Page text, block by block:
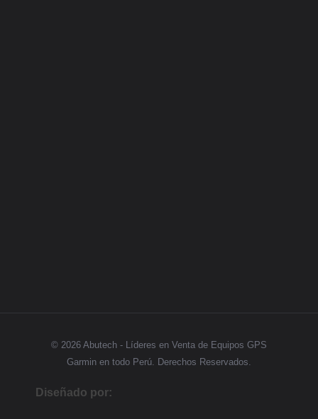
© 2026 Abutech - Líderes en Venta de Equipos GPS
Garmin en todo Perú. Derechos Reservados.
Diseñado por: